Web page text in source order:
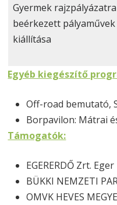
Gyermek rajzpályázatra
beérkezett pályaművek
kiállítása
Egyéb kiegészítő
Off-road bemutató,
Borpavilon: Mátrai
Támogatók:
EGERERDŐ Zrt. Eger
BÜKKI NEMZETI
OMVK HEVES